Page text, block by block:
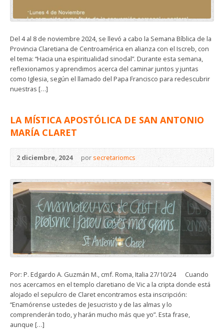
Del 4 al 8 de noviembre 2024, se llevó a cabo la Semana Bíblica de la
Provincia Claretiana de Centroamérica en alianza con el Iscreb, con
el tema: “Hacia una espiritualidad sinodal”. Durante esta semana,
reflexionamos y aprendimos acerca del caminar juntos y juntas
como Iglesia, según el llamado del Papa Francisco para redescubrir
nuestras […]
LA MÍSTICA APOSTÓLICA DE SAN ANTONIO
MARÍA CLARET
2 diciembre, 2024 porsecretariomcs
Por: P. Edgardo A. Guzmán M., cmf. Roma, Italia 27/10/24 Cuando
nos acercamos en el templo claretiano de Vic a la cripta donde está
alojado el sepulcro de Claret encontramos esta inscripción:
“Enamórense ustedes de Jesucristo y de las almas y lo
comprenderán todo, y harán mucho más que yo”. Esta frase,
aunque […]